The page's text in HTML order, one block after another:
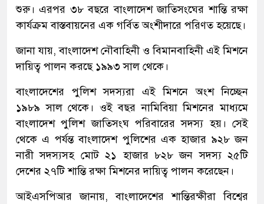
শুরু। এরপর ৩৮ বছরে বাংলাদেশ জাতিসংঘের শান্তি রক্ষা
কার্যক্রম বাস্তবায়নের এক গর্বিত অংশীদারে পরিণত হয়েছে।
জানা যায়, বাংলাদেশ নৌবাহিনী ও বিমানবাহিনী এই মিশনে
দায়িত্ব পালন করছে ১৯৯৩ সাল থেকে।
বাংলাদেশের পুলিশ সদস্যরা এই মিশনে অংশ নিচ্ছেন
১৯৮৯ সাল থেকে। ওই বছর নামিবিয়া মিশনের মাধ্যমে
বাংলাদেশ পুলিশ জাতিসংঘ পরিবারের সদস্য হয়। সেই
থেকে এ পর্যন্ত বাংলাদেশ পুলিশের এক হাজার ৯২৮ জন
নারী সদস্যসহ মোট ২১ হাজার ৮২৮ জন সদস্য ২৫টি
দেশের ২৭টি শান্তি রক্ষা মিশনের দায়িত্ব পালন করেছেন।
আইএসপিআর জানায়, বাংলাদেশের শান্তিরক্ষীরা বিশ্বের